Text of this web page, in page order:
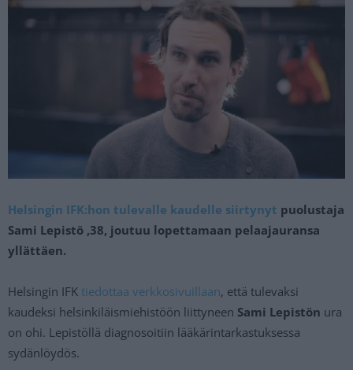
Helsingin IFK:hon tulevalle kaudelle siirtynyt puolustaja
Sami Lepistö ,38, joutuu lopettamaan pelaajauransa
yllättäen.
Helsingin IFK tiedottaa verkkosivuillaan, että tulevaksi
kaudeksi helsinkiläismiehistöön liittyneen Sami Lepistön ura
on ohi. Lepistöllä diagnosoitiin lääkärintarkastuksessa
sydänlöydös.